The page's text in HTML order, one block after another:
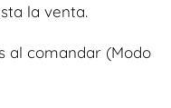
la venta.
al comandar (Modo